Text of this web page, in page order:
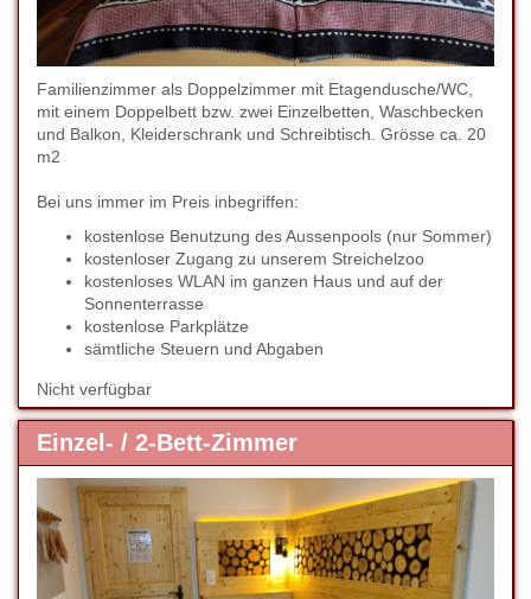
Familienzimmer als Doppelzimmer mit Etagendusche/WC,
mit einem Doppelbett bzw. zwei Einzelbetten, Waschbecken
und Balkon, Kleiderschrank und Schreibtisch. Grösse ca. 20
m2
Bei uns immer im Preis inbegriffen:
kostenlose Benutzung des Aussenpools (nur Sommer)
kostenloser Zugang zu unserem Streichelzoo
kostenloses WLAN im ganzen Haus und auf der
Sonnenterrasse
kostenlose Parkplätze
sämtliche Steuern und Abgaben
Nicht verfügbar
Einzel- / 2-Bett-Zimmer
Previous
Next